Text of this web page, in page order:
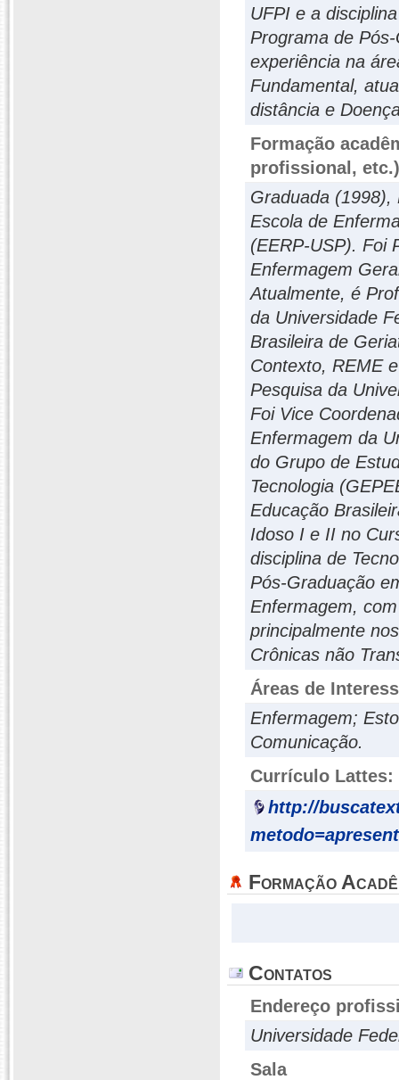
UFPI e a
Programa de
experiência na
Fundamental,
distância e
Formação
profissional, etc.)
Graduada
Escola de
(EERP-USP). Foi
Enfermagem
Atualmente, é
da Universidade
Brasileira de
Contexto, REME
Pesquisa da
Foi Vice
Enfermagem da
do Grupo de
Tecnologia
Educação
Idoso I e II no
disciplina de
Pós-Graduação
Enfermagem,
principalmente
Crônicas não
Áreas de
Enfermagem;
Comunicação.
Currículo Lattes:
http://
Formação
Contatos
Endereço
Universidade
Sala